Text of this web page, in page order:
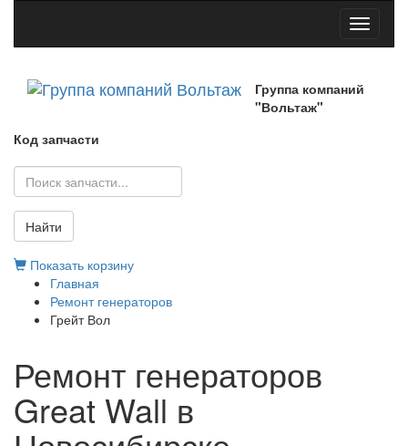
Toggle
Группа компаний
"Вольтаж"
Код запчасти
Найти
Показать корзину
Главная
Ремонт генераторов
Грейт Вол
Ремонт генераторов
Great Wall в